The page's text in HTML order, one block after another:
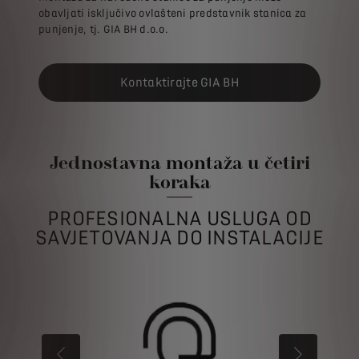
obavljati isključivo ovlašteni predstavnik stanica za
punjenje, tj. GIA BH d.o.o.
Kontaktirajte GIA BH
Jednostavna montaža u četiri
koraka
PROFESIONALNA USLUGA OD
SAVJETOVANJA DO INSTALACIJE